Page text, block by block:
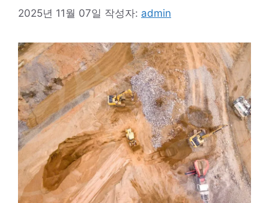
2025년 11월 07일 작성자: admin